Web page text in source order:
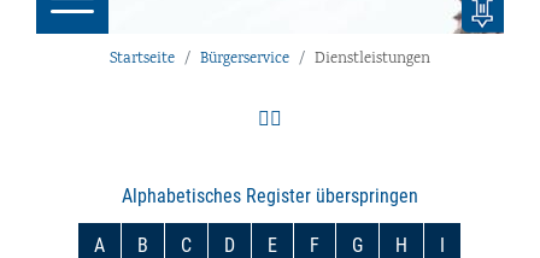
Startseite Bürgerservice Dienstleistungen
Alphabetisches Register überspringen
A B C D E F G H I